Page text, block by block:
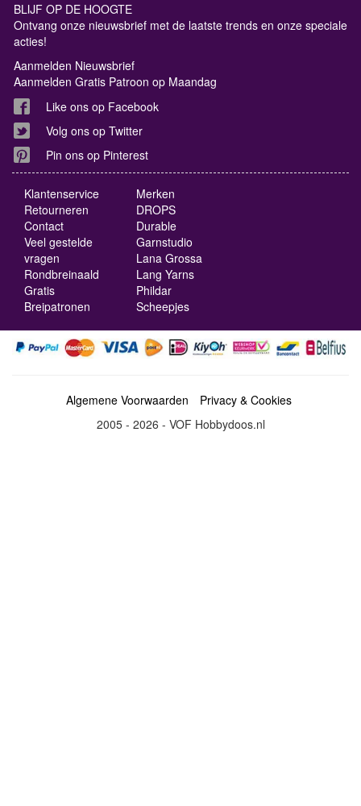
BLIJF OP DE HOOGTE
Ontvang onze nieuwsbrief met de laatste trends en onze speciale
acties!
Aanmelden Nieuwsbrief
Aanmelden Gratis Patroon op Maandag
Like ons op Facebook
Volg ons op Twitter
Pin ons op Pinterest
Klantenservice
Retourneren
Contact
Veel gestelde
vragen
Rondbreinaald
Gratis
Breipatronen
Merken
DROPS
Durable
Garnstudio
Lana Grossa
Lang Yarns
Phildar
Scheepjes
Algemene Voorwaarden
Privacy & Cookies
2005 - 2026 - VOF Hobbydoos.nl